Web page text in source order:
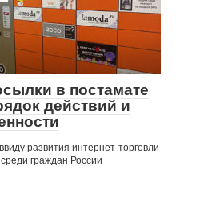
в постамате
действий и
развития интернет-торговли
граждан России